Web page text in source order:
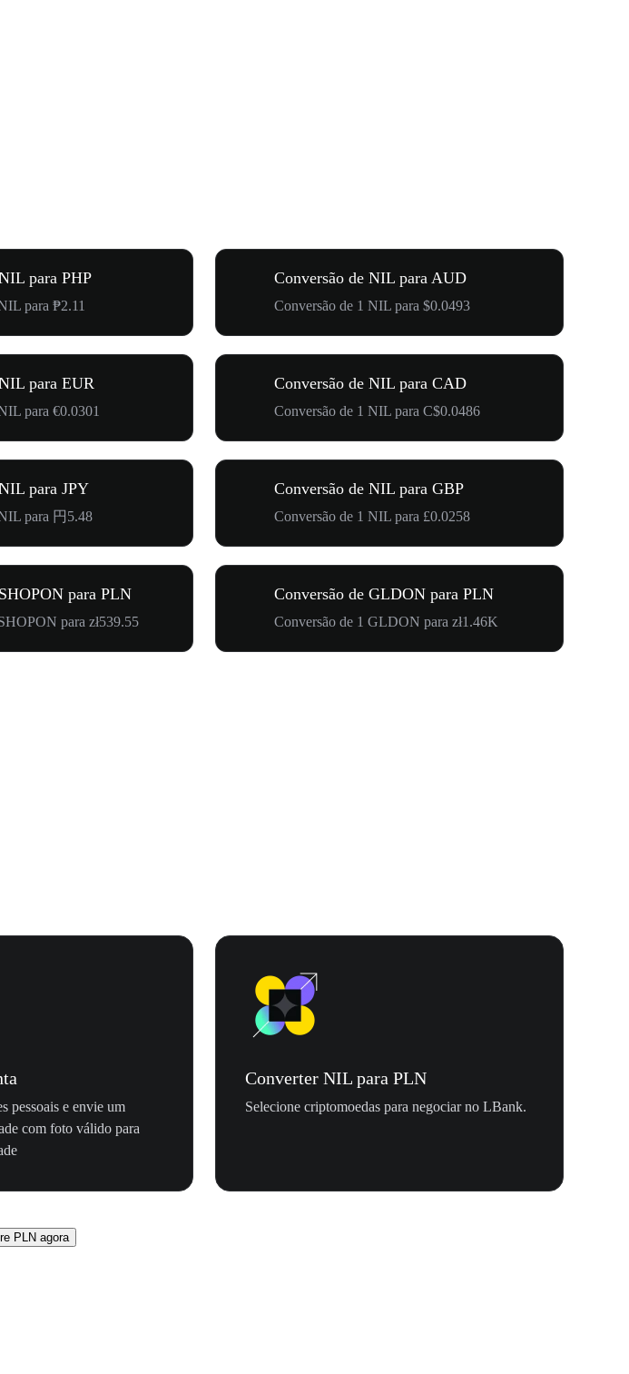
para PHP
para ₱2.11
Conversão de NIL para AUD
Conversão de 1 NIL para $0.0493
para EUR
para €0.0301
Conversão de NIL para CAD
Conversão de 1 NIL para C$0.0486
para JPY
para 円5.48
Conversão de NIL para GBP
Conversão de 1 NIL para £0.0258
para PLN
para zł539.55
Conversão de GLDON para PLN
Conversão de 1 GLDON para zł1.46K
pessoais e envie um
com foto válido para
Converter NIL para PLN
Selecione criptomoedas para negociar no LBank.
PLN agora